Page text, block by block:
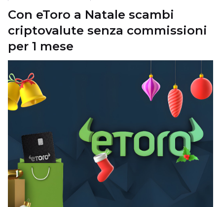
Con eToro a Natale scambi
criptovalute senza commissioni
per 1 mese